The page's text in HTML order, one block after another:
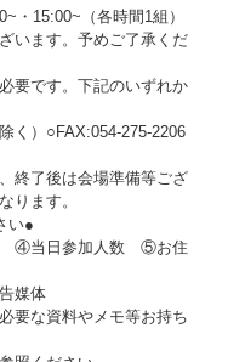
15:00~（各時間1組）
います。予めご了承くだ
要です。下記のいずれか
く）○FAX:054-275-2206
終了後は会場準備等ござ
ります。
い●
当日参加人数 ⑤お住
媒体
要な資料やメモ等お持ち